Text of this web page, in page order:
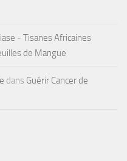
- Tisanes Africaines
de Mangue
dans Guérir Cancer de